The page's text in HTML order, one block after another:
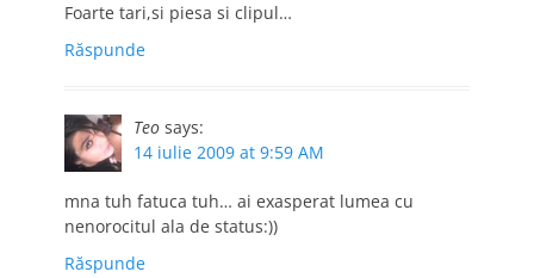
Foarte tari,si piesa si clipul…
Răspunde
Teo says:
14 iulie 2009 at 9:59 AM
mna tuh fatuca tuh… ai exasperat lumea cu
nenorocitul ala de status:))
Răspunde